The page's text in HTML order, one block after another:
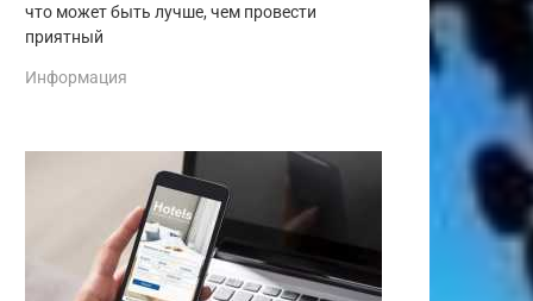
что может быть лучше, чем провести
приятный
Информация